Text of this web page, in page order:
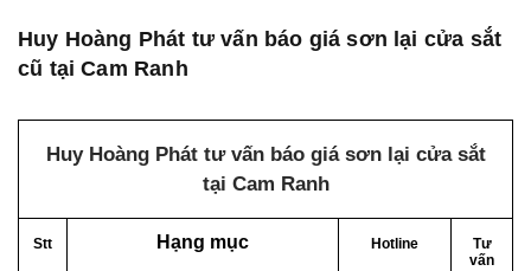
Huy Hoàng Phát tư vấn báo giá sơn lại cửa sắt
cũ tại Cam Ranh
Huy Hoàng Phát tư vấn báo giá sơn lại cửa sắt
tại Cam Ranh
Stt Hạng mục Hotline
Tư
vấn